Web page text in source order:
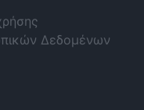
Δεδομένων